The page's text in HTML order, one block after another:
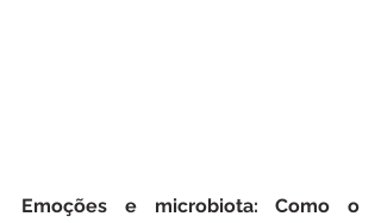
Emoções e microbiota: Como o